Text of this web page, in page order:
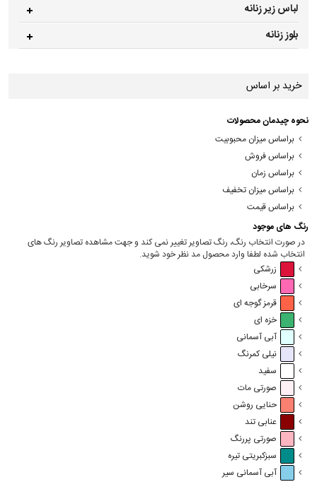
لباس زیر زنانه
بلوز زنانه
خرید بر اساس
نحوه چیدمان محصولات
براساس میزان محبوبیت
براساس فروش
براساس زمان
براساس میزان تخفیف
براساس قیمت
رنگ های موجود
در صورت انتخاب رنگ، رنگ تصاویر تغییر نمی کند و جهت مشاهده تصاویر رنگ های
انتخاب شده لطفا وارد محصول مد نظر خود شوید.
زرشکی
سرخابی
قرمز گوجه ای
خزه ای
آبی آسمانی
نیلی کمرنگ
سفید
صورتی مات
حنایی روشن
عنابی تند
صورتی پررنگ
سبزکبریتی تیره
آبی آسمانی سیر